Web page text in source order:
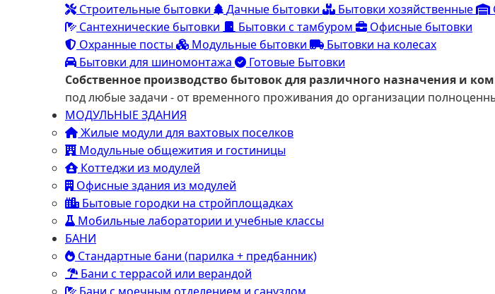
Строительные бытовки
Дачные бытовки Бытовки хозяйственные
Сантехнические бытовки
Бытовки с тамбуром
Офисные бытовки
Охранные посты
Модульные бытовки
Бытовки на колесах
Бытовки для шиномонтажа
Готовые Бытовки
Собственное производство бытовок для различного назначения и
под любые задачи - от временного проживания до организации
МОДУЛЬНЫЕ ЗДАНИЯ
Жилые модули для вахтовых поселков
Модульные общежития и гостиницы
Коттеджи из модулей
Офисные здания из модулей
Бытовые городки на стройплощадках
Мобильные лаборатории и учебные классы
БАНИ
Стандартные бани (парилка + предбанник)
Бани с террасой или верандой